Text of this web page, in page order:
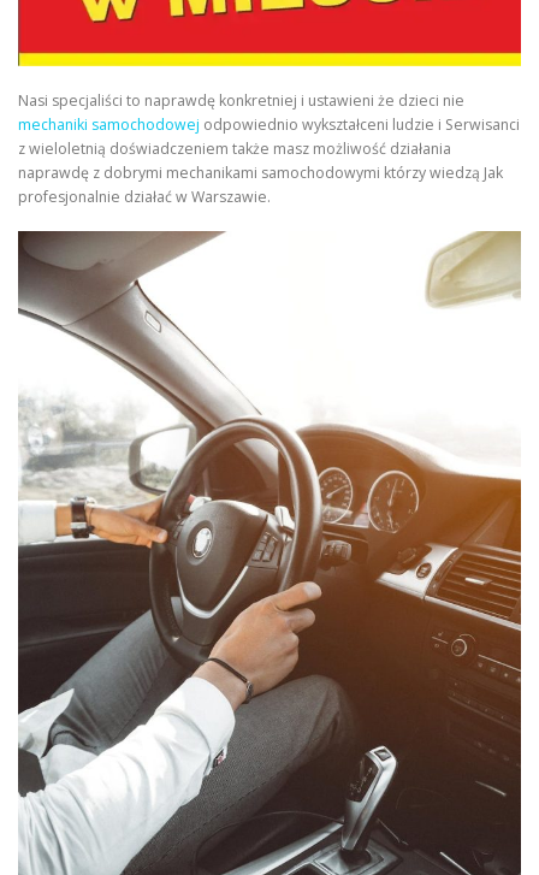
Nasi specjaliści to naprawdę konkretniej i ustawieni że dzieci nie
mechaniki samochodowej odpowiednio wykształceni ludzie i Serwisanci
z wieloletnią doświadczeniem także masz możliwość działania
naprawdę z dobrymi mechanikami samochodowymi którzy wiedzą Jak
profesjonalnie działać w Warszawie.